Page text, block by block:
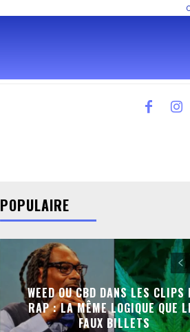
POPULAIRE
WEED OU CBD DANS LES CLIPS
RAP : LA MÊME LOGIQUE QUE
FAUX BILLETS